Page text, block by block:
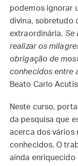
podemos ignorar
divina, sobretudo
extraordinária. Se
realizar os
obrigação de
conhecidos entre
Beato Carlo
Neste curso,
da pesquisa que
acerca dos vários
conhecidos. O
ainda enriquecido